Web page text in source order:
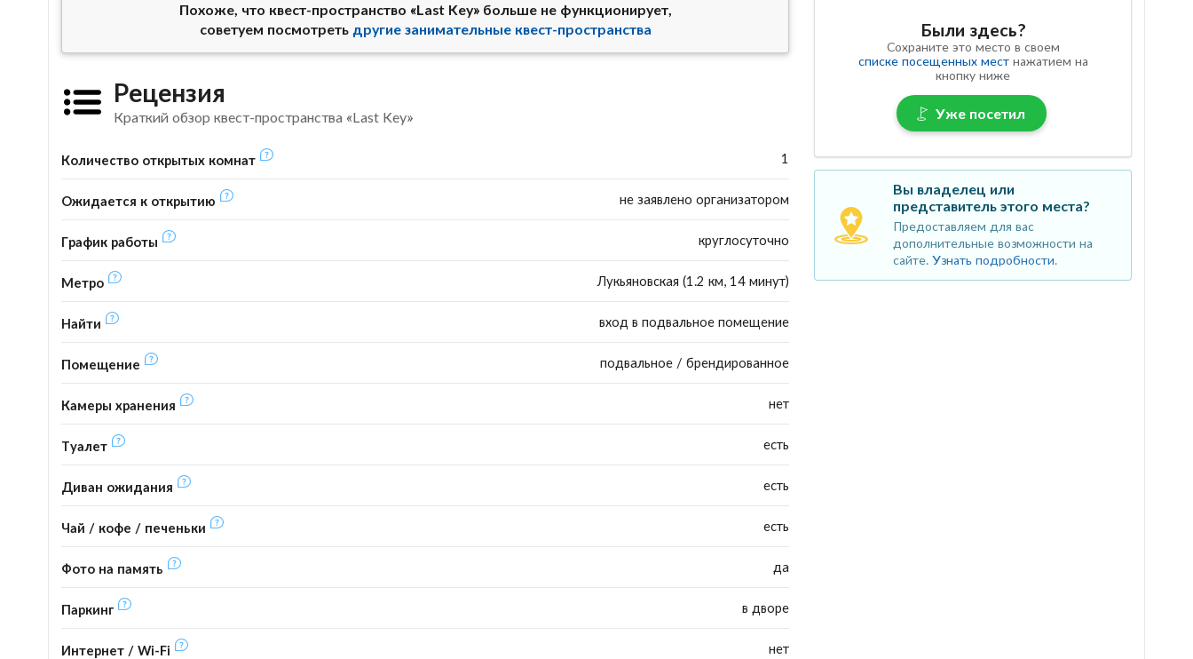
Похоже, что квест-пространство «Last Key» больше не функционирует,
советуем посмотреть другие занимательные квест-пространства
Рецензия
Краткий обзор квест-пространства «Last Key»
Количество открытых комнат 1
Ожидается к открытию не заявлено организатором
График работы круглосуточно
Метро Лукьяновская (1.2 км, 14 минут)
Найти вход в подвальное помещение
Помещение подвальное / брендированное
Камеры хранения нет
Туалет есть
Диван ожидания есть
Чай / кофе / печеньки есть
Фото на память да
Паркинг в дворе
Интернет / Wi-Fi нет
Были здесь?
Сохраните это место в своем
списке посещенных местнажатием на
кнопку ниже
Уже посетил
Вы владелец или
представитель этого места?
Предоставляем для вас
дополнительные возможности на
сайте. Узнать подробности.